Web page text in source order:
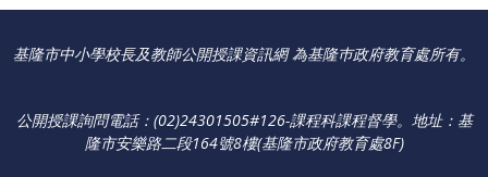
基隆市中小學校長及教師公開授課資訊網 為基隆巿政府教育處所有。
公開授課詢問電話：(02)24301505#126-課程科課程督學。 地址：基
隆市安樂路二段164號8樓(基隆市政府教育處8F)